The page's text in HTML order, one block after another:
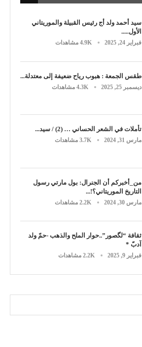
سيد أحمد ولد أج رئيس القبيلة والموريتاني
الأول.....
فبراير 24, 2025 4.9K مشاهدات
طقس الجمعة : هبوب رياح ضعيفة إلى معتدلة...
ديسمبر 25, 2025 4.3K مشاهدات
تأملات في الشعر الحساني … (2) / سيد...
مارس 31, 2024 3.7K مشاهدات
من_أخبركم أن الجنرال: بول مارتي رسول
التاريخ الموريتاني؟!...
مارس 30, 2024 2.2K مشاهدات
ثقافة “لگصور”..حوار الملح والذهب -حمّ ولد
آدبّ *
فبراير 9, 2025 2.2K مشاهدات